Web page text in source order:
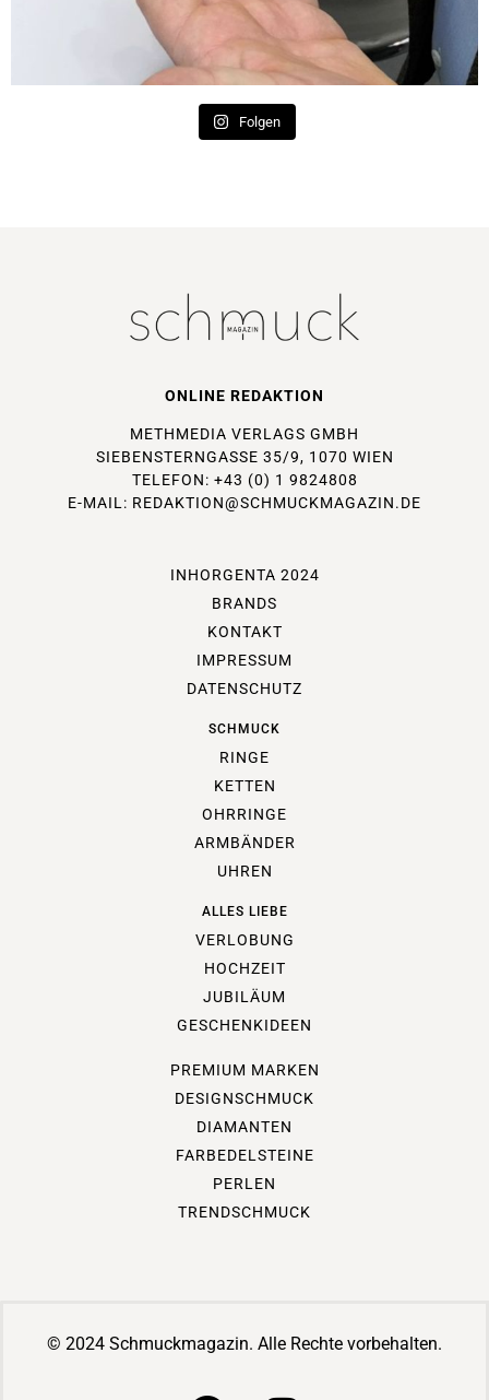
Folgen
ONLINE REDAKTION
METHMEDIA VERLAGS GMBH
SIEBENSTERNGASSE 35/9, 1070 WIEN
TELEFON: +43 (0) 1 9824808
E-MAIL: REDAKTION@SCHMUCKMAGAZIN.DE
INHORGENTA 2024
BRANDS
KONTAKT
IMPRESSUM
DATENSCHUTZ
SCHMUCK
RINGE
KETTEN
OHRRINGE
ARMBÄNDER
UHREN
ALLES LIEBE
VERLOBUNG
HOCHZEIT
JUBILÄUM
GESCHENKIDEEN
PREMIUM MARKEN
DESIGNSCHMUCK
DIAMANTEN
FARBEDELSTEINE
PERLEN
TRENDSCHMUCK
© 2024 Schmuckmagazin. Alle Rechte vorbehalten.